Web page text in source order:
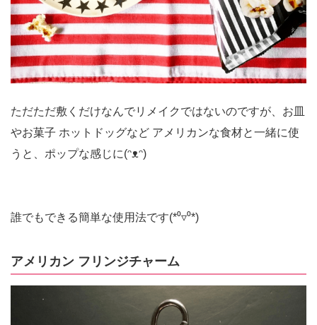
ただただ敷くだけなんでリメイクではないのですが、お皿
やお菓子 ホットドッグなど アメリカンな食材と一緒に使
うと、ポップな感じに(ᵔᴥᵔ)
誰でもできる簡単な使用法です(*⁰▿⁰*)
アメリカン フリンジチャーム